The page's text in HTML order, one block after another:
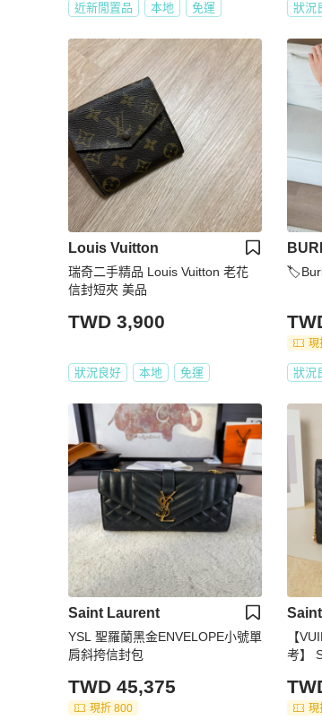
近新閒置品 本地 免運 狀況
Louis Vuitton
瑞奇二手精品 Louis Vuitton 老花
信封短夾 美品
TWD 3,900
狀況良好 本地 免運
現
狀況
Saint Laurent
YSL 聖羅蘭黑金ENVELOPE小號單
肩斜挎信封包
TWD 45,375
現折 800
【
考】
現